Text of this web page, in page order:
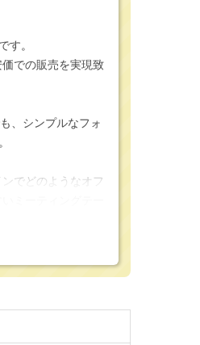
す。
での販売を実現致
、シンプルなフォ
でどのようなオフ
ミーティングテー
象を与えてくれま